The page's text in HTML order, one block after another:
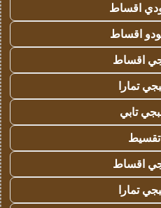
اقساط
اقساط
اقساط
تمارا
تابي
اقساط
تمارا